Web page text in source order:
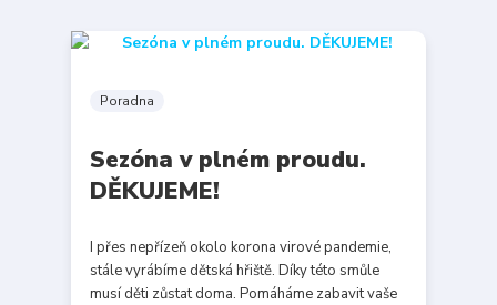
Poradna
Sezóna v plném proudu.
DĚKUJEME!
I přes nepřízeň okolo korona virové pandemie,
stále vyrábíme dětská hřiště. Díky této smůle
musí děti zůstat doma. Pomáháme zabavit vaše